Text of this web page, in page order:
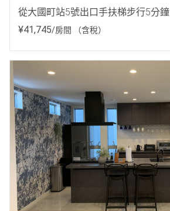
從大國町站5號出口手扶梯步行5分鐘
¥41,745/房間 （含稅）